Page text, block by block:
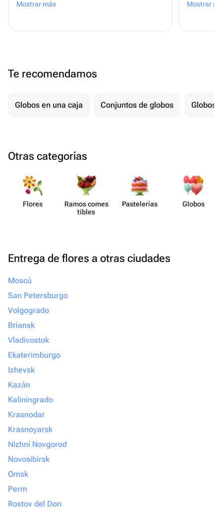
Mostrar más Mostrar
Te recomendamos
Globos en una caja Conjuntos de globos Globos
Otras categorías
Flores
Ramos comes​
tibles
Paste​lerías Globos
Entrega de flores a otras ciudades
Moscú
San Petersburgo
Volgogrado
Briansk
Vladivostok
Ekaterimburgo
Izhevsk
Kazán
Kaliningrado
Krasnodar
Krasnoyarsk
Nizhni Novgorod
Novosibirsk
Omsk
Perm
Rostov del Don